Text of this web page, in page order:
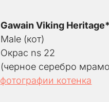
Gawain Viking
Male (кот)
Окрас ns 22
(черное серебро
фотографии котенка